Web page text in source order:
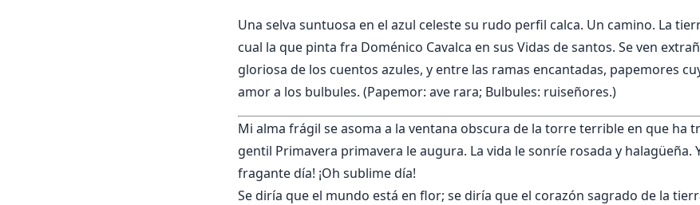
Una selva suntuosa en el azul celeste su rudo perfil calca. Un camino. La
cual la que pinta fra Doménico Cavalca en sus Vidas de santos. Se ven
gloriosa de los cuentos azules, y entre las ramas encantadas, papemores
amor a los bulbules. (Papemor: ave rara; Bulbules: ruiseñores.)
Mi alma frágil se asoma a la ventana obscura de la torre terrible en que ha
gentil Primavera primavera le augura. La vida le sonríe rosada y halagüeña.
fragante día! ¡Oh sublime día!
Se diría que el mundo está en flor; se diría que el corazón sagrado de la